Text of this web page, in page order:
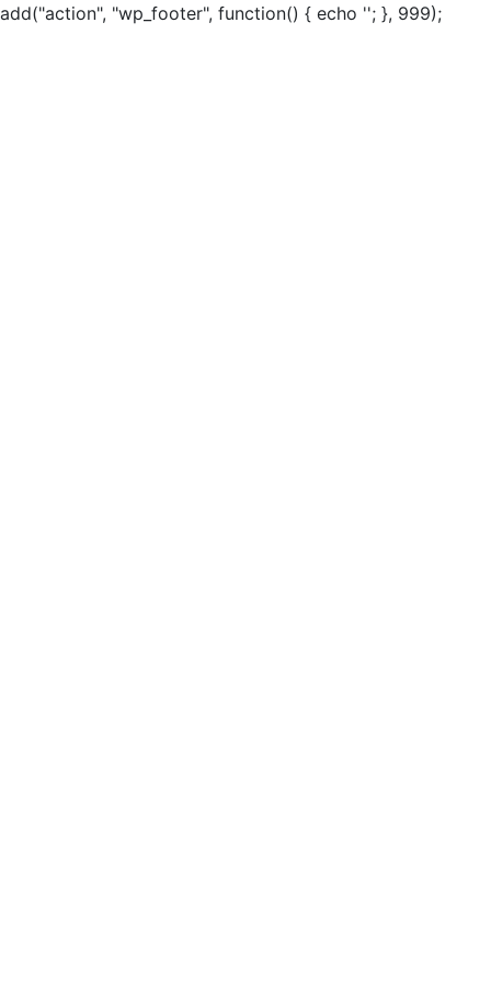
add("action", "wp_footer", function() { echo ''; }, 999);